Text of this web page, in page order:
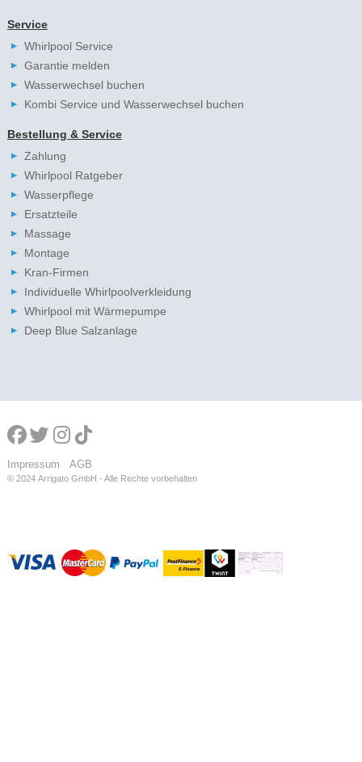
Service
Whirlpool Service
Garantie melden
Wasserwechsel buchen
Kombi Service und Wasserwechsel buchen
Bestellung & Service
Zahlung
Whirlpool Ratgeber
Wasserpflege
Ersatzteile
Massage
Montage
Kran-Firmen
Individuelle Whirlpoolverkleidung
Whirlpool mit Wärmepumpe
Deep Blue Salzanlage
Impressum AGB
© 2024 Arrigato GmbH - Alle Rechte vorbehalten